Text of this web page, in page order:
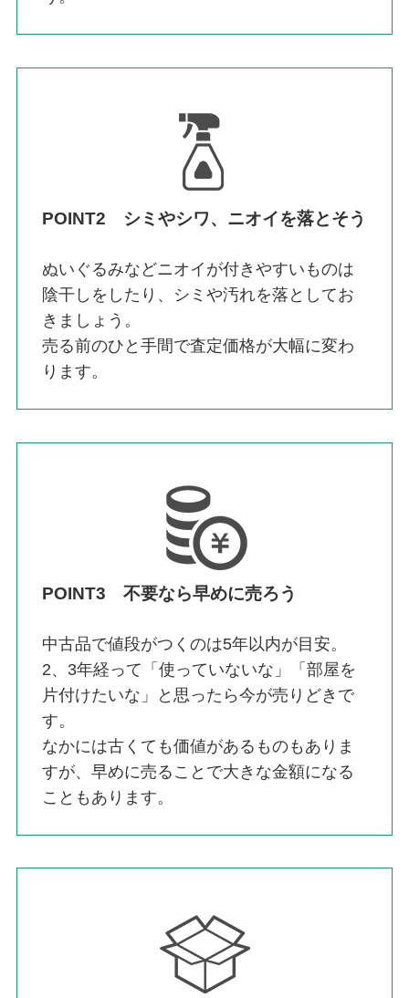
POINT2 シミやシワ、ニオイを落とそう
ぬいぐるみなどニオイが付きやすいものは
陰干しをしたり、シミや汚れを落としてお
きましょう。
売る前のひと手間で査定価格が大幅に変わ
ります。
POINT3 不要なら早めに売ろう
中古品で値段がつくのは5年以内が目安。
2、3年経って「使っていないな」「部屋を
片付けたいな」と思ったら今が売りどきで
す。
なかには古くても価値があるものもありま
すが、早めに売ることで大きな金額になる
こともあります。